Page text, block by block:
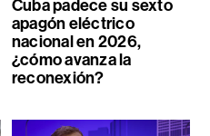
Cuba padece su sexto
apagón eléctrico
nacional en 2026,
¿cómo avanza la
reconexión?